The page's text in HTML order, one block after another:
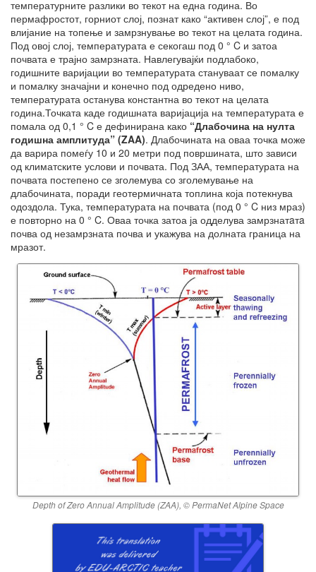
температурните разлики во текот на една година. Во
пермафростот, горниот слој, познат како “активен слој”, е под
влијание на топење и замрзнување во текот на целата година.
Под овој слој, температурата е секогаш под 0 ° C и затоа
почвата е трајно замрзната. Навлегувајќи подлабоко,
годишните варијации во температурата стануваат се помалку
и помалку значајни и конечно под одредено ниво,
температурата останува константна во текот на целата
година.Точката каде годишната варијација на температурата е
помала од 0,1 ° C е дефинирана како “Длабочина на нулта
годишна амплитуда” (ZAA). Длабочината на оваа точка може
да варира помеѓу 10 и 20 метри под површината, што зависи
од климатските услови и почвата. Под ЗАА, температурата на
почвата постепено се зголемува со зголемување на
длабочината, поради геотермичната топлина која потекнува
одоздола. Тука, температурата на почвата (под 0 ° C низ мраз)
е повторно на 0 ° C. Оваа точка затоа ја одделува замрзнатaтa
почва од незамрзната почва и укажува на долната граница на
мразот.
Depth of Zero Annual Amplitude (ZAA), © PermaNet Alpine Space